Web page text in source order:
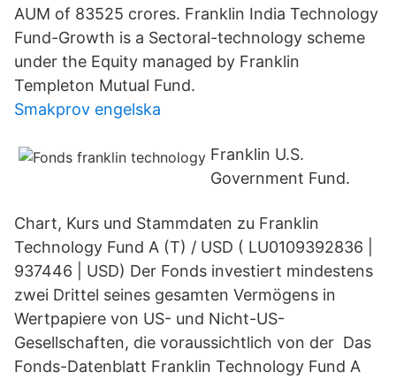
AUM of 83525 crores. Franklin India Technology
Fund-Growth is a Sectoral-technology scheme
under the Equity managed by Franklin
Templeton Mutual Fund.
Smakprov engelska
Franklin U.S.
Government Fund.
Chart, Kurs und Stammdaten zu Franklin
Technology Fund A (T) / USD ( LU0109392836 |
937446 | USD) Der Fonds investiert mindestens
zwei Drittel seines gesamten Vermögens in
Wertpapiere von US- und Nicht-US-
Gesellschaften, die voraussichtlich von der Das
Fonds-Datenblatt Franklin Technology Fund A